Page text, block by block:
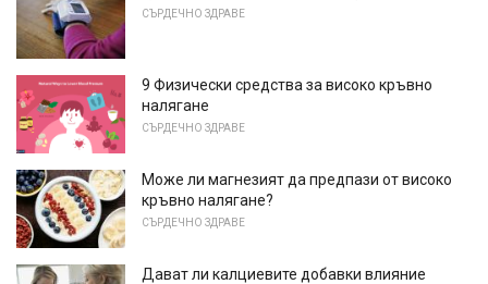
СЪРДЕЧНО ЗДРАВЕ
9 Физически средства за високо кръвно
налягане
СЪРДЕЧНО ЗДРАВЕ
Може ли магнезият да предпази от високо
кръвно налягане?
СЪРДЕЧНО ЗДРАВЕ
Дават ли калциевите добавки влияние